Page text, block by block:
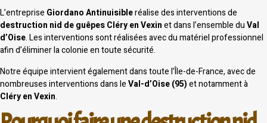
L’entreprise Giordano Antinuisibleréalise des interventions de
destruction nid de guêpes Cléry en Vexinet dans l’ensemble duVal
d’Oise. Les interventions sont réalisées avec du matériel professionnel
afin d’éliminer la colonie en toute sécurité.
Notre équipe intervient également dans toute l’Île-de-France, avec de
nombreuses interventions dans leVal-d’Oise (95)et notamment à
Cléry en Vexin.